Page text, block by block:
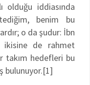
olduğu iddiasında
benim bu
o da şudur: İbn
ikisine de rahmet
takım hedefleri bu
bulunuyor.[1]